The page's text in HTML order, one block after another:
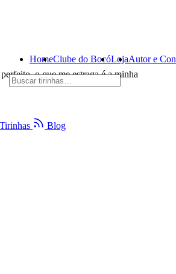
o que me estraga é a minha
HomeClube do BocóLojaAutor e
Blog